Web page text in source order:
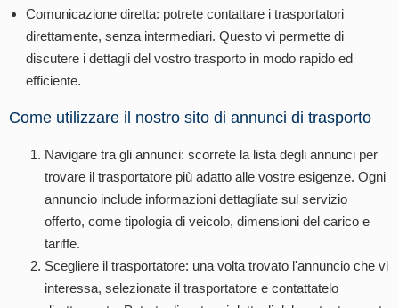
Comunicazione diretta: potrete contattare i trasportatori
direttamente, senza intermediari. Questo vi permette di
discutere i dettagli del vostro trasporto in modo rapido ed
efficiente.
Come utilizzare il nostro sito di annunci di trasporto
Navigare tra gli annunci: scorrete la lista degli annunci per
trovare il trasportatore più adatto alle vostre esigenze. Ogni
annuncio include informazioni dettagliate sul servizio
offerto, come tipologia di veicolo, dimensioni del carico e
tariffe.
Scegliere il trasportatore: una volta trovato l'annuncio che vi
interessa, selezionate il trasportatore e contattatelo